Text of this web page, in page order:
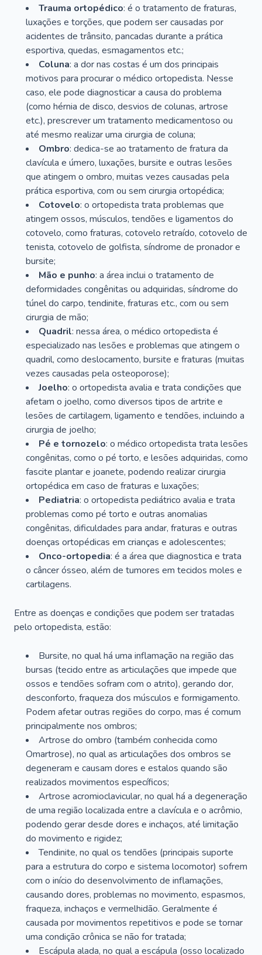
Trauma ortopédico: é o tratamento de fraturas,
luxações e torções, que podem ser causadas por
acidentes de trânsito, pancadas durante a prática
esportiva, quedas, esmagamentos etc.;
Coluna: a dor nas costas é um dos principais
motivos para procurar o médico ortopedista. Nesse
caso, ele pode diagnosticar a causa do problema
(como hérnia de disco, desvios de colunas, artrose
etc.), prescrever um tratamento medicamentoso ou
até mesmo realizar uma cirurgia de coluna;
Ombro: dedica-se ao tratamento de fratura da
clavícula e úmero, luxações, bursite e outras lesões
que atingem o ombro, muitas vezes causadas pela
prática esportiva, com ou sem cirurgia ortopédica;
Cotovelo: o ortopedista trata problemas que
atingem ossos, músculos, tendões e ligamentos do
cotovelo, como fraturas, cotovelo retraído, cotovelo de
tenista, cotovelo de golfista, síndrome de pronador e
bursite;
Mão e punho: a área inclui o tratamento de
deformidades congênitas ou adquiridas, síndrome do
túnel do carpo, tendinite, fraturas etc., com ou sem
cirurgia de mão;
Quadril: nessa área, o médico ortopedista é
especializado nas lesões e problemas que atingem o
quadril, como deslocamento, bursite e fraturas (muitas
vezes causadas pela osteoporose);
Joelho: o ortopedista avalia e trata condições que
afetam o joelho, como diversos tipos de artrite e
lesões de cartilagem, ligamento e tendões, incluindo a
cirurgia de joelho;
Pé e tornozelo: o médico ortopedista trata lesões
congênitas, como o pé torto, e lesões adquiridas, como
fascite plantar e joanete, podendo realizar cirurgia
ortopédica em caso de fraturas e luxações;
Pediatria: o ortopedista pediátrico avalia e trata
problemas como pé torto e outras anomalias
congênitas, dificuldades para andar, fraturas e outras
doenças ortopédicas em crianças e adolescentes;
Onco-ortopedia: é a área que diagnostica e trata
o câncer ósseo, além de tumores em tecidos moles e
cartilagens.
Entre as doenças e condições que podem ser tratadas
pelo ortopedista, estão:
Bursite, no qual há uma inflamação na região das
bursas (tecido entre as articulações que impede que
ossos e tendões sofram com o atrito), gerando dor,
desconforto, fraqueza dos músculos e formigamento.
Podem afetar outras regiões do corpo, mas é comum
principalmente nos ombros;
Artrose do ombro (também conhecida como
Omartrose), no qual as articulações dos ombros se
degeneram e causam dores e estalos quando são
realizados movimentos específicos;
Artrose acromioclavicular, no qual há a degeneração
de uma região localizada entre a clavícula e o acrômio,
podendo gerar desde dores e inchaços, até limitação
do movimento e rigidez;
Tendinite, no qual os tendões (principais suporte
para a estrutura do corpo e sistema locomotor) sofrem
com o início do desenvolvimento de inflamações,
causando dores, problemas no movimento, espasmos,
fraqueza, inchaços e vermelhidão. Geralmente é
causada por movimentos repetitivos e pode se tornar
uma condição crônica se não for tratada;
Escápula alada, no qual a escápula (osso localizado